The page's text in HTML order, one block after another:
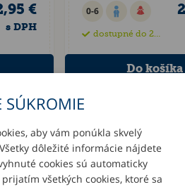
€
s DPH
0-6
dostupné do 28 dní
SÚKROMIE
aby vám ponúkla skvelý
dôležité informácie nájdete
cookies sú automaticky
všetkých cookies, ktoré sa